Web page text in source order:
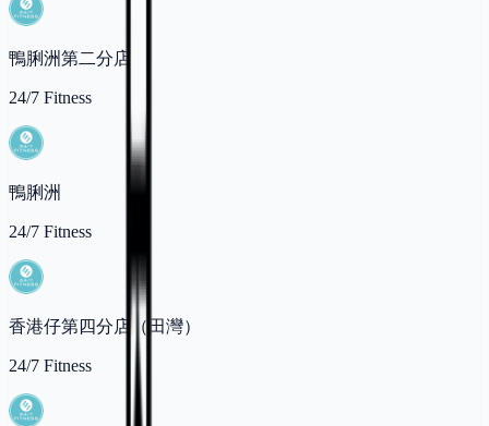
鴨脷洲第二分店
24/7 Fitness
鴨脷洲
24/7 Fitness
香港仔第四分店（田灣）
24/7 Fitness